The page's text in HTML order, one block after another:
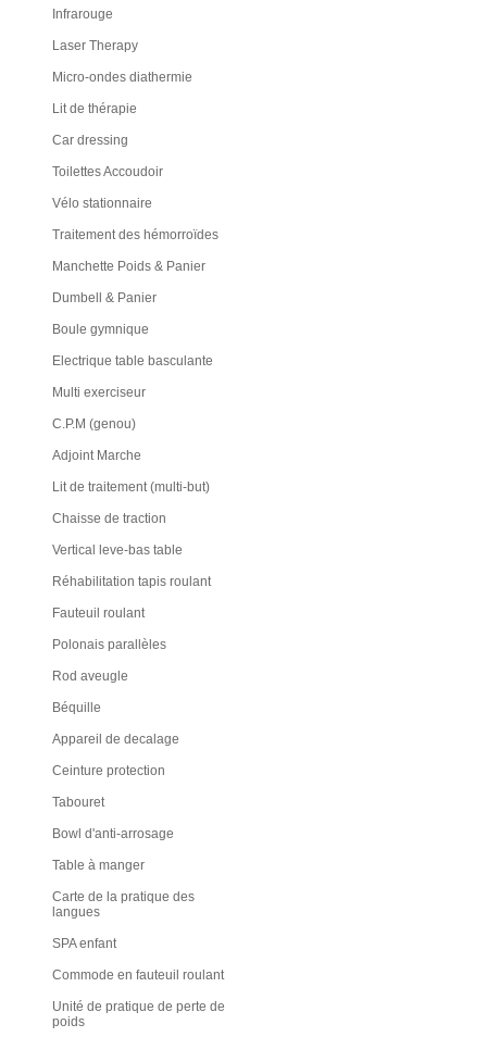
Infrarouge
Laser Therapy
Micro-ondes diathermie
Lit de thérapie
Car dressing
Toilettes Accoudoir
Vélo stationnaire
Traitement des hémorroïdes
Manchette Poids & Panier
Dumbell & Panier
Boule gymnique
Electrique table basculante
Multi exerciseur
C.P.M (genou)
Adjoint Marche
Lit de traitement (multi-but)
Chaisse de traction
Vertical leve-bas table
Réhabilitation tapis roulant
Fauteuil roulant
Polonais parallèles
Rod aveugle
Béquille
Appareil de decalage
Ceinture protection
Tabouret
Bowl d'anti-arrosage
Table à manger
Carte de la pratique des
langues
SPA enfant
Commode en fauteuil roulant
Unité de pratique de perte de
poids